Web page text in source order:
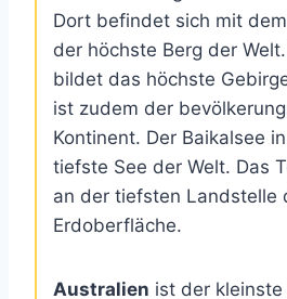
Dort befindet sich mit
der höchste Berg der
bildet das höchste
ist zudem der
Kontinent. Der Baikalsee
tiefste See der Welt. Das
an der tiefsten Landstelle
Erdoberfläche.
Australien ist der